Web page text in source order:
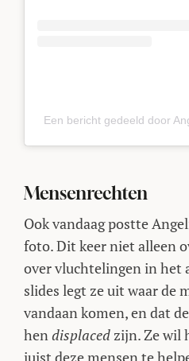
Een bericht gedeeld door
Mensenrechten
Ook vandaag postte
foto. Dit keer niet alleen
over vluchtelingen in het
slides legt ze uit waar de
vandaan komen, en dat
hendisplacedzijn. Ze wil
juist deze mensen te